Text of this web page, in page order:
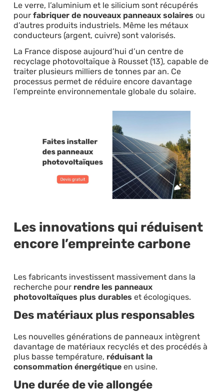
Le verre, l’aluminium et le silicium sont récupérés
pour fabriquer de nouveaux panneaux solaires ou
d’autres produits industriels. Même les métaux
conducteurs (argent, cuivre) sont valorisés.
La France dispose aujourd’hui d’un centre de
recyclage photovoltaïque à Rousset (13), capable de
traiter plusieurs milliers de tonnes par an. Ce
processus permet de réduire encore davantage
l’empreinte environnementale globale du solaire.
Les innovations qui réduisent
encore l’empreinte carbone
Les fabricants investissent massivement dans la
recherche pour rendre les panneaux
photovoltaïques plus durables et écologiques.
Des matériaux plus responsables
Les nouvelles générations de panneaux intègrent
davantage de matériaux recyclés et des procédés à
plus basse température, réduisant la
consommation énergétiqueen usine.
Une durée de vie allongée